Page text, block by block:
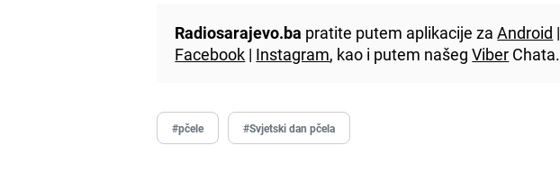
Radiosarajevo.ba pratite putem aplikacije zaAndroid |
Facebook | Instagram, kao i putem našegViber Chata.
#pčele #Svjetski dan pčela